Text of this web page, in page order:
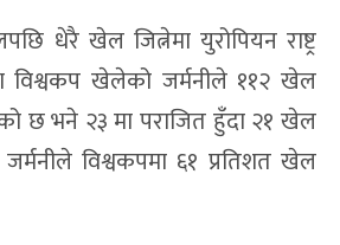
धेरै खेल जित्नेमा युरोपियन राष्ट्र
विश्वकप खेलेको जर्मनीले ११२ खेल
छ भने २३ मा पराजित हुँदा २१ खेल
विश्वकपमा ६१ प्रतिशत खेल